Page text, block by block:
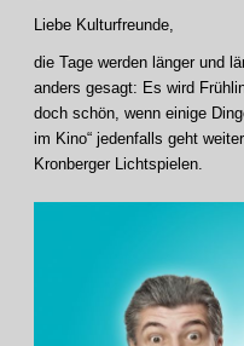
Liebe Kulturfreunde,
die Tage werden länger und
anders gesagt: Es wird
doch schön, wenn einige
im Kino“ jedenfalls geht
Kronberger Lichtspielen.